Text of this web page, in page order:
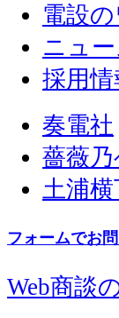
電設
ニュー
採用情
奏電社
薔薇
土浦横
フォームでお
Web商談